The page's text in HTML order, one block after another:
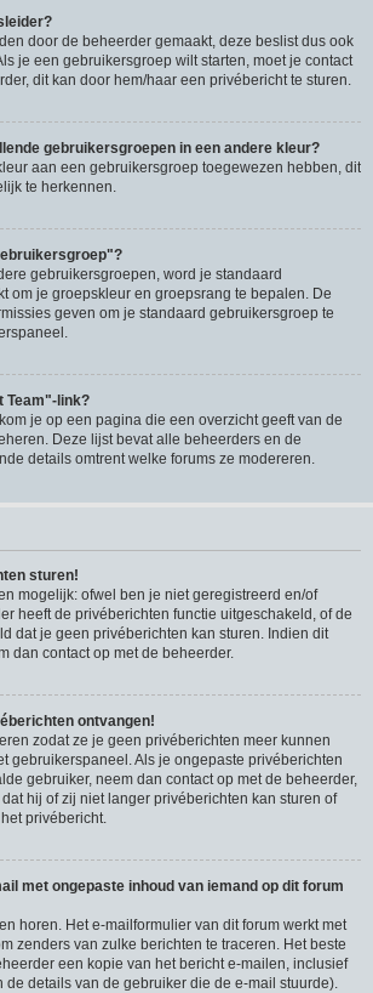
door de beheerder gemaakt, deze beslist dus ook
je een gebruikersgroep wilt starten, moet je contact
dit kan door hem/haar een privébericht te sturen.
gebruikersgroepen in een andere kleur?
aan een gebruikersgroep toegewezen hebben, dit
te herkennen.
gebruikersgroepen, word je standaard
om je groepskleur en groepsrang te bepalen. De
geven om je standaard gebruikersgroep te
Team"-link?
je op een pagina die een overzicht geeft van de
Deze lijst bevat alle beheerders en de
details omtrent welke forums ze modereren.
sturen!
mogelijk: ofwel ben je niet geregistreerd en/of
heeft de privéberichten functie uitgeschakeld, of de
dat je geen privéberichten kan sturen. Indien dit
dan contact op met de beheerder.
ontvangen!
zodat ze je geen privéberichten meer kunnen
gebruikerspaneel. Als je ongepaste privéberichten
gebruiker, neem dan contact op met de beheerder,
hij of zij niet langer privéberichten kan sturen of
privébericht.
met ongepaste inhoud van iemand op dit forum
horen. Het e-mailformulier van dit forum werkt met
zenders van zulke berichten te traceren. Het beste
een kopie van het bericht e-mailen, inclusief
de details van de gebruiker die de e-mail stuurde).